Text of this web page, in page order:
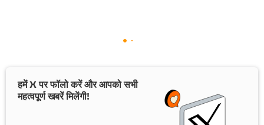
हमें X पर फॉलो करें और आपको सभी
महत्वपूर्ण खबरें मिलेंगी!